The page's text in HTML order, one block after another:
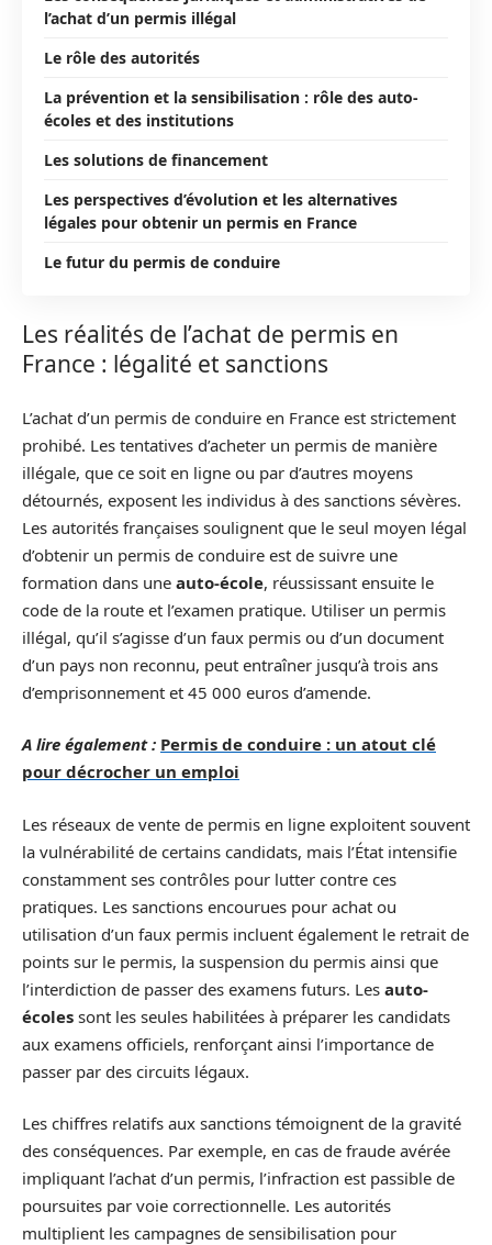
l’achat d’un permis illégal
Le rôle des autorités
La prévention et la sensibilisation : rôle des auto-
écoles et des institutions
Les solutions de financement
Les perspectives d’évolution et les alternatives
légales pour obtenir un permis en France
Le futur du permis de conduire
Les réalités de l’achat de permis en
France : légalité et sanctions
L’achat d’un permis de conduire en France est strictement
prohibé. Les tentatives d’acheter un permis de manière
illégale, que ce soit en ligne ou par d’autres moyens
détournés, exposent les individus à des sanctions sévères.
Les autorités françaises soulignent que le seul moyen légal
d’obtenir un permis de conduire est de suivre une
formation dans une auto-école, réussissant ensuite le
code de la route et l’examen pratique. Utiliser un permis
illégal, qu’il s’agisse d’un faux permis ou d’un document
d’un pays non reconnu, peut entraîner jusqu’à trois ans
d’emprisonnement et 45 000 euros d’amende.
A lire également : Permis de conduire : un atout clé
pour décrocher un emploi
Les réseaux de vente de permis en ligne exploitent souvent
la vulnérabilité de certains candidats, mais l’État intensifie
constamment ses contrôles pour lutter contre ces
pratiques. Les sanctions encourues pour achat ou
utilisation d’un faux permis incluent également le retrait de
points sur le permis, la suspension du permis ainsi que
l’interdiction de passer des examens futurs. Les auto-
écoles sont les seules habilitées à préparer les candidats
aux examens officiels, renforçant ainsi l’importance de
passer par des circuits légaux.
Les chiffres relatifs aux sanctions témoignent de la gravité
des conséquences. Par exemple, en cas de fraude avérée
impliquant l’achat d’un permis, l’infraction est passible de
poursuites par voie correctionnelle. Les autorités
multiplient les campagnes de sensibilisation pour